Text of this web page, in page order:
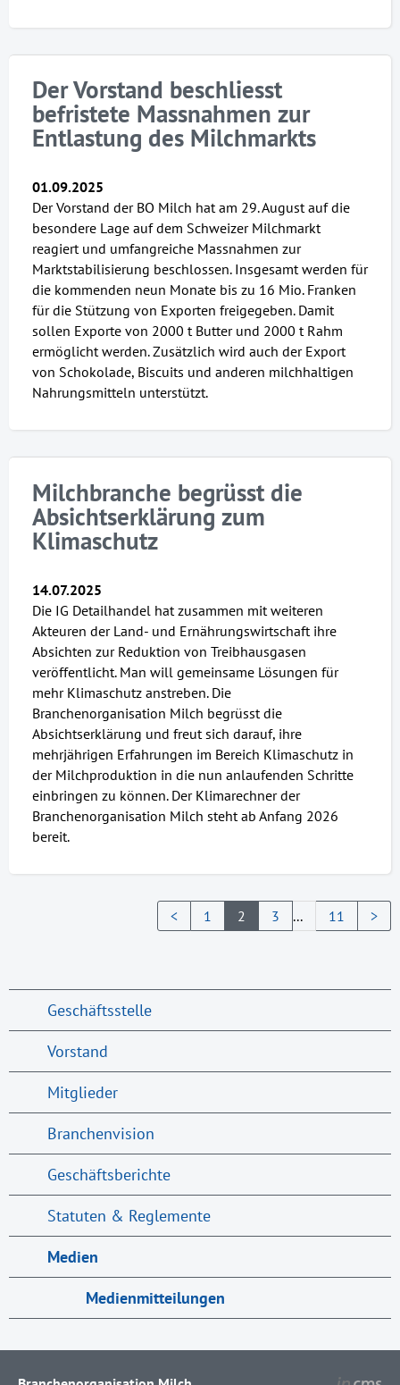
Der Vorstand beschliesst
befristete Massnahmen zur
Entlastung des Milchmarkts
01.09.2025
Der Vorstand der BO Milch hat am 29. August auf die
besondere Lage auf dem Schweizer Milchmarkt
reagiert und umfangreiche Massnahmen zur
Marktstabilisierung beschlossen. Insgesamt werden für
die kommenden neun Monate bis zu 16 Mio. Franken
für die Stützung von Exporten freigegeben. Damit
sollen Exporte von 2000 t Butter und 2000 t Rahm
ermöglicht werden. Zusätzlich wird auch der Export
von Schokolade, Biscuits und anderen milchhaltigen
Nahrungsmitteln unterstützt.
Milchbranche begrüsst die
Absichtserklärung zum
Klimaschutz
14.07.2025
Die IG Detailhandel hat zusammen mit weiteren
Akteuren der Land- und Ernährungswirtschaft ihre
Absichten zur Reduktion von Treibhausgasen
veröffentlicht. Man will gemeinsame Lösungen für
mehr Klimaschutz anstreben. Die
Branchenorganisation Milch begrüsst die
Absichtserklärung und freut sich darauf, ihre
mehrjährigen Erfahrungen im Bereich Klimaschutz in
der Milchproduktion in die nun anlaufenden Schritte
einbringen zu können. Der Klimarechner der
Branchenorganisation Milch steht ab Anfang 2026
bereit.
< 1 2 3 ... 11 >
Geschäftsstelle
Vorstand
Mitglieder
Branchenvision
Geschäftsberichte
Statuten & Reglemente
Medien
Medienmitteilungen